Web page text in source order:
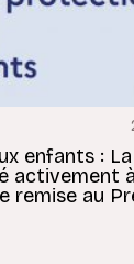
enfants :
activement
remise au